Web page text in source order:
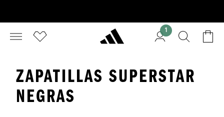
1
ZAPATILLAS SUPERSTAR
NEGRAS